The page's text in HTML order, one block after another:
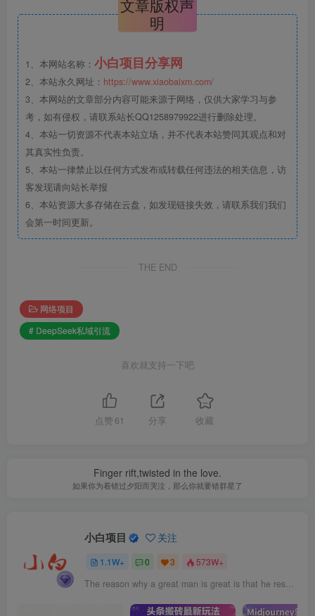
文章版权声
明
1、本网站名称： 小白项目分享网
2、本站永久网址： https://www.xiaobaixm.com/
3、本网站的文章部分内容可能来源于网络，仅供大家学习与参
考，如有侵权，请联系站长QQ1258979922进行删除处理。
4、本站一切资源不代表本站立场，并不代表本站赞同其观点和对
其真实性负责。
5、本站一律禁止以任何方式发布或转载任何违法的相关信息，访
客发现请向站长举报
6、本站资源大多存储在云盘，如发现链接失效，请联系我们我们
会第一时间更新。
THE END
网络项目
# DeepSeek私域引流
喜欢就支持一下吧
点赞 61 分享 收藏
Finger rift,twisted in the love.
如果你为着错过夕阳而哭泣，那么你就要错群星了
小白项目 关注
1.1W+ 0 3 573W+
The reason why a great man is great is that he resolves to be a great man.